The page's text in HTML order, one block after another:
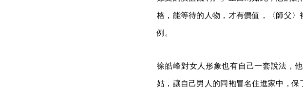
格，能等待的人物，才有價值，〈師父
例。
徐皓峰對女人形象也有自己一套說法，
姑，讓自己男人的同袍冒名住進家中，